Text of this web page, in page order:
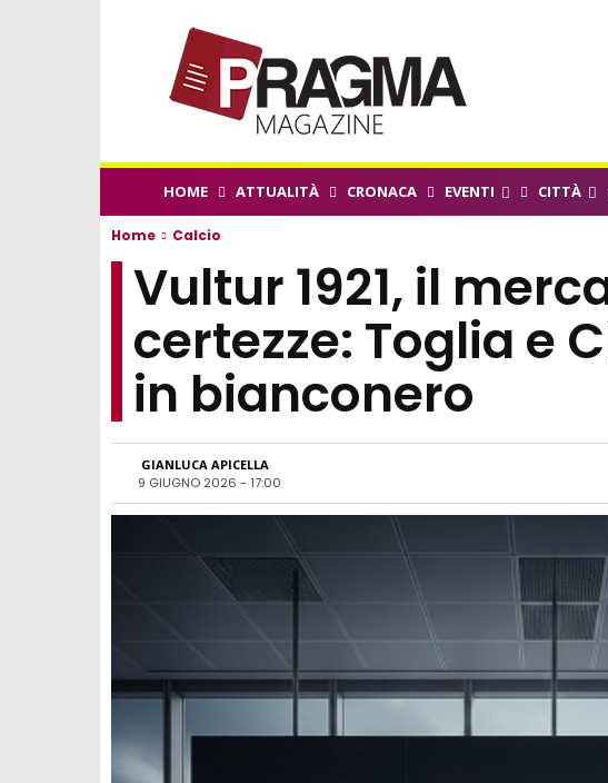
HOME ATTUALITÀ CRONACA EVENTI CITTÀ
Home Calcio
Vultur 1921, il
certezze: Toglia e
in bianconero
GIANLUCA APICELLA
9 GIUGNO 2026 - 17:00